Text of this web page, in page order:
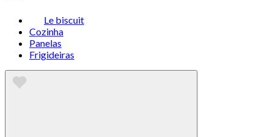
Le biscuit
Cozinha
Panelas
Frigideiras